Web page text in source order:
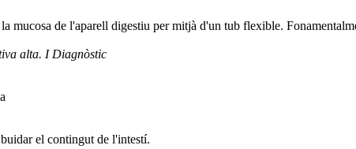
mucosa de l'aparell digestiu per mitjà d'un tub flexible.
alta. I Diagnòstic
el contingut de l'intestí.